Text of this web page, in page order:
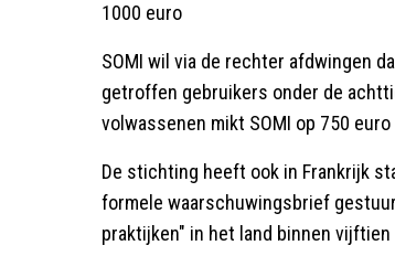
1000 euro
SOMI wil via de rechter afdwingen
getroffen gebruikers onder de
volwassenen mikt SOMI op 750
De stichting heeft ook in Frankrijk
formele waarschuwingsbrief
praktijken" in het land binnen vijftien